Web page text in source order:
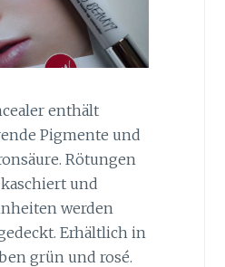
enthält
Pigmente und
Rötungen
und
werden
Erhältlich in
grün und rosé.